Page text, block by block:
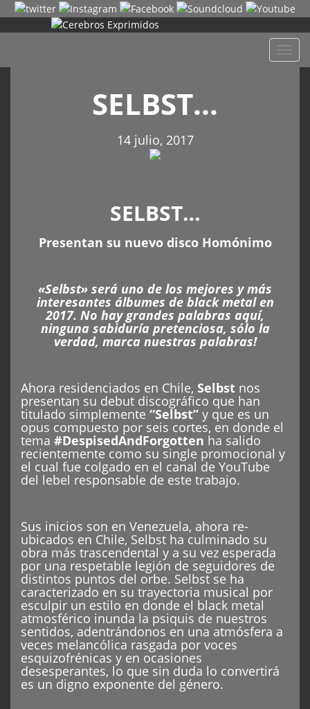
SELBST…
14 julio, 2017
SELBST…
Presentan su nuevo disco Homónimo
«Selbst» será uno de los mejores y más
interesantes álbumes de black metal en
2017. No hay grandes palabras aquí,
ninguna sabiduría pretenciosa, sólo la
verdad, marca nuestras palabras!
Ahora residenciados en Chile, Selbst nos
presentan su debut discográfico que han
titulado simplemente “Selbst” y que es un
opus compuesto por seis cortes, en donde el
tema #DespisedAndForgotten ha salido
recientemente como su single promocional y
el cual fue colgado en el canal de YouTube
del lebel responsable de este trabajo.
Sus inicios son en Venezuela, ahora re-
ubicados en Chile, Selbst ha culminado su
obra más trascendental y a su vez esperada
por una respetable legión de seguidores de
distintos puntos del orbe. Selbst se ha
caracterizado en su trayectoria musical por
esculpir un estilo en donde el black metal
atmosférico inunda la psiquis de nuestros
sentidos, adentrándonos en una atmósfera a
veces melancólica rasgada por voces
esquizofrénicas y en ocasiones
desesperantes, lo que sin duda lo convertirá
es un digno exponente del género.